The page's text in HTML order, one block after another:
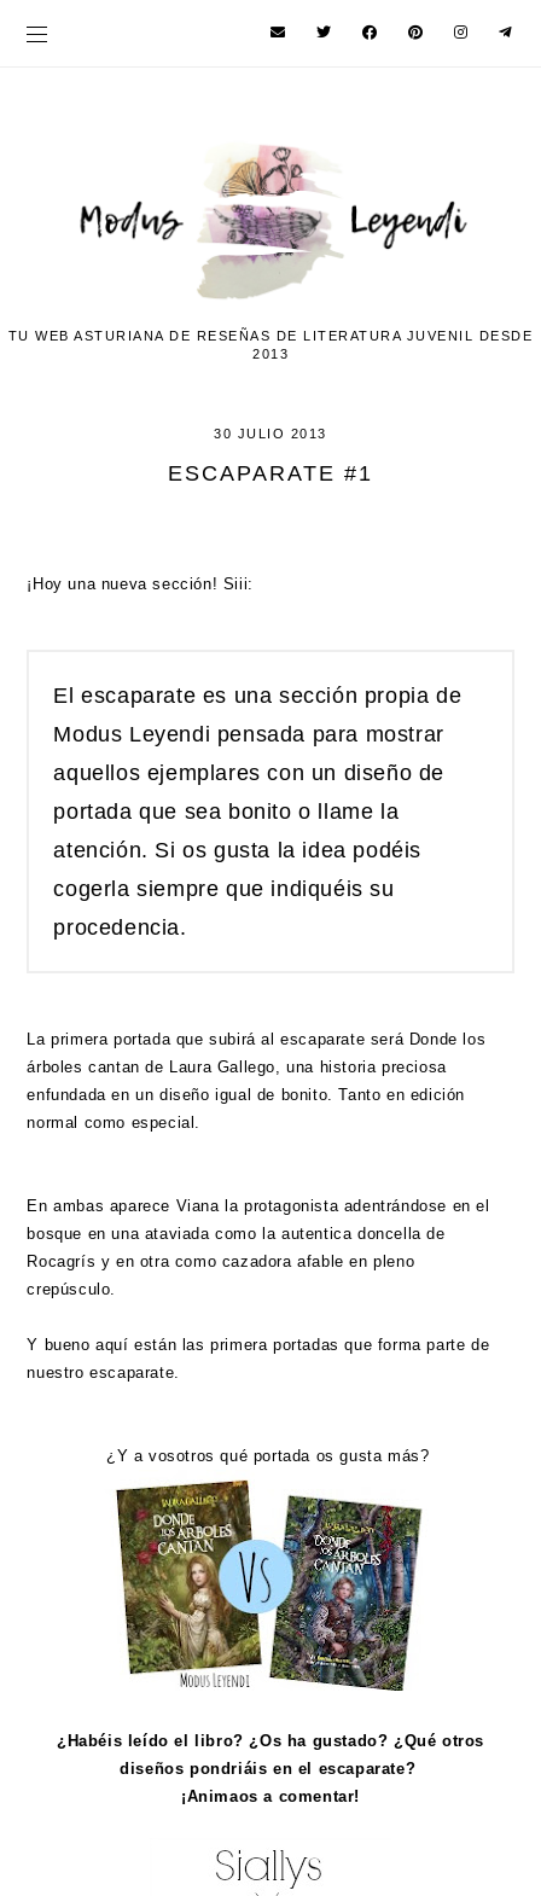
TU WEB ASTURIANA DE RESEÑAS DE LITERATURA JUVENIL DESDE
2013
30 JULIO 2013
ESCAPARATE #1
¡Hoy una nueva sección! Siii:
El escaparate es una sección propia de
Modus Leyendi pensada para mostrar
aquellos ejemplares con un diseño de
portada que sea bonito o llame la
atención. Si os gusta la idea podéis
cogerla siempre que indiquéis su
procedencia.
La primera portada que subirá al escaparate será Donde los
árboles cantan de Laura Gallego, una historia preciosa
enfundada en un diseño igual de bonito. Tanto en edición
normal como especial.
En ambas aparece Viana la protagonista adentrándose en el
bosque en una ataviada como la autentica doncella de
Rocagrís y en otra como cazadora afable en pleno
crepúsculo.
Y bueno aquí están las primera portadas que forma parte de
nuestro escaparate.
¿Y a vosotros qué portada os gusta más?
¿Habéis leído el libro? ¿Os ha gustado? ¿Qué otros
diseños pondriáis en el escaparate?
¡Animaos a comentar!